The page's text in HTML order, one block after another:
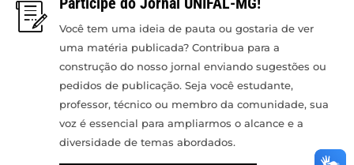
Você tem uma ideia de pauta ou gostaria de ver
uma matéria publicada? Contribua para a
construção do nosso jornal enviando sugestões ou
pedidos de publicação. Seja você estudante,
professor, técnico ou membro da comunidade, sua
voz é essencial para ampliarmos o alcance e a
diversidade de temas abordados.